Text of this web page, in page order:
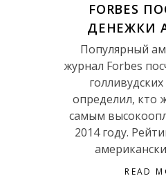
FORBES
ДЕНЕЖКИ
Популярный
журнал Forbes
определил, кто
самым
2014 году.
READ